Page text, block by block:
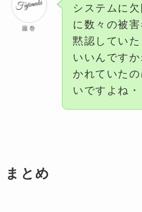
藤巻
システムに
に数々の被害
黙認してい
いいんです
かれていた
いですよね・
まとめ